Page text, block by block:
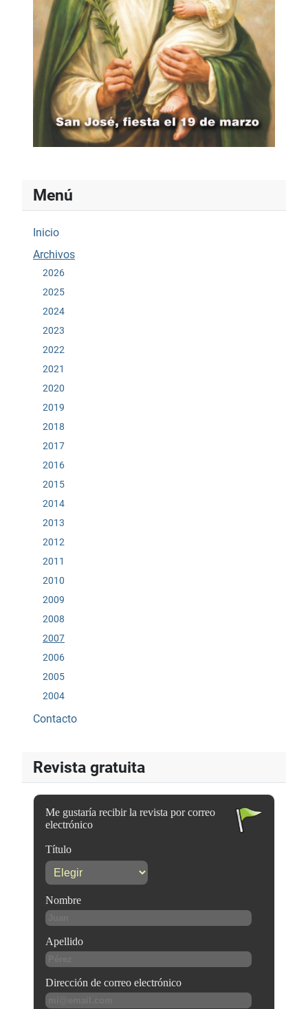
Menú
Inicio
Archivos
2026
2025
2024
2023
2022
2021
2020
2019
2018
2017
2016
2015
2014
2013
2012
2011
2010
2009
2008
2007
2006
2005
2004
Contacto
Revista gratuita